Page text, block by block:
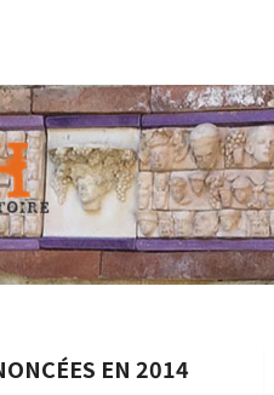
EN 2014